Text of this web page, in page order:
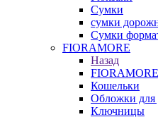
Сумки
сумки
Сумки
FIORAMORE
Назад
FIORAMORE
Кошельки
Обложки для
Ключницы